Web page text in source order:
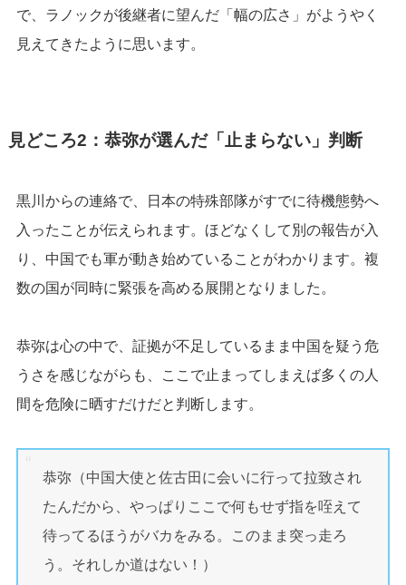
で、ラノックが後継者に望んだ「幅の広さ」がようやく
見えてきたように思います。
見どころ2：恭弥が選んだ「止まらない」判断
黒川からの連絡で、日本の特殊部隊がすでに待機態勢へ
入ったことが伝えられます。ほどなくして別の報告が入
り、中国でも軍が動き始めていることがわかります。複
数の国が同時に緊張を高める展開となりました。
恭弥は心の中で、証拠が不足しているまま中国を疑う危
うさを感じながらも、ここで止まってしまえば多くの人
間を危険に晒すだけだと判断します。
恭弥（中国大使と佐古田に会いに行って拉致され
たんだから、やっぱりここで何もせず指を咥えて
待ってるほうがバカをみる。このまま突っ走ろ
う。それしか道はない！）